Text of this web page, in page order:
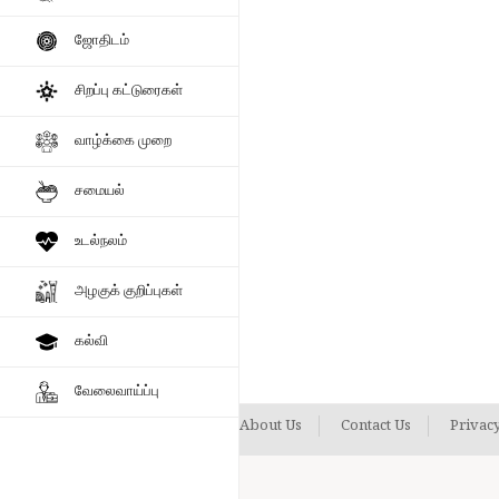
ஜோதிடம்
சிறப்பு கட்டுரைகள்
வாழ்க்கை முறை
சமையல்
உடல்நலம்
அழகுக் குறிப்புகள்
கல்வி
வேலைவாய்ப்பு
About Us Contact Us